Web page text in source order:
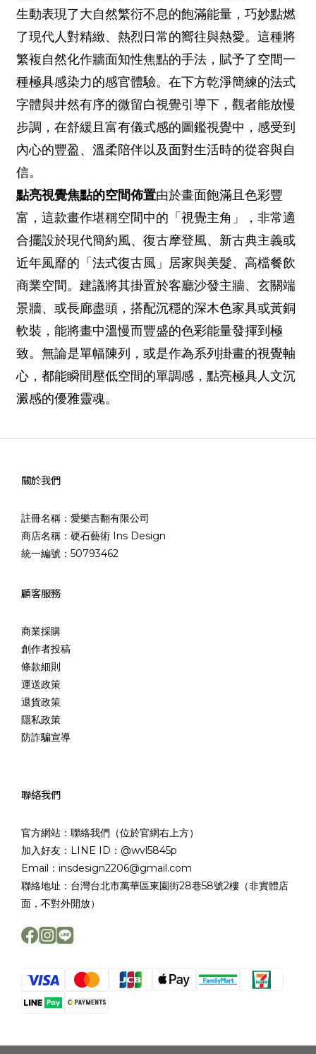
生動表現了大自然繁衍不息的飽滿能量，巧妙點燃
了現代人對精緻、熱烈日常的嚮往與熱愛。這種將
繁複自然化作牆面知性焦點的手法，賦予了空間一
種極具感染力的感官體驗。在下方乾淨簡練的法式
字體與井然有序的微留白視覺引導下，觀者能放慢
步調，在舒緩且富有儀式感的圖鑑視覺中，感受到
內心的豐盈、溫柔陪伴以及面對生活時的從容與自
信。
點亮視覺焦點的空間佈置由於畫面飽滿且色彩豐
富，這款畫作堪稱空間中的「視覺主角」，非常適
合擺設於現代簡約風、復古摩登風、新古典主義或
近年風靡的「法式復古風」居家與美髮、高檔餐飲
商業空間。建議將其掛置於客廳沙發主牆、玄關端
景牆、或長廊盡頭，搭配沉穩的深木色家具或黃銅
軟裝，能將畫中溫慢而豐盛的色彩能量發揮到極
致。無論是單幅陳列，或是作為系列掛畫的視覺軸
心，都能瞬間壓低空間的單調感，點亮極具人文沉
澱感的優雅靈魂。
關於我們
註冊名稱：愛樂吉翻有限公司
商店名稱：硬石藝術 Ins Design
統一編號：50793462
顧客服務
商業採購
創作者投稿
條款細則
運送政策
退貨政策
隱私政策
防詐騙宣導
聯絡我們
官方網站：聯絡我們（位於官網右上方）
加入好友：LINE ID：@wvl5845p
Email：insdesign2206@gmail.com
聯絡地址：台灣台北市萬華區東園街28巷58號2樓（非實體店
面，不對外開放）